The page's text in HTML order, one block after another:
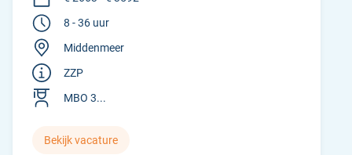
8 - 36 uur
Middenmeer
ZZP
MBO 3...
Bekijk vacature